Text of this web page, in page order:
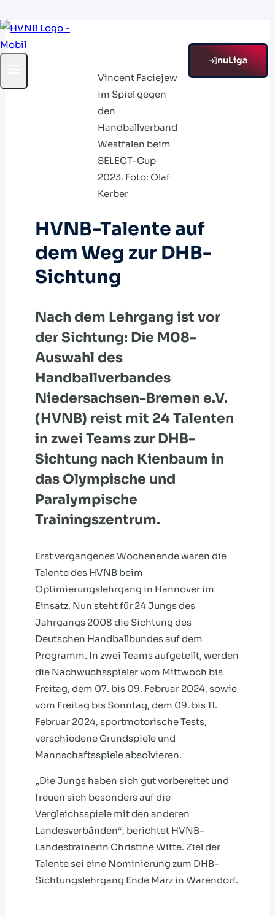
Zum
Inhalt
nuLiga
Vincent Faciejew
im Spiel gegen
den
Handballverband
Westfalen beim
SELECT-Cup
2023. Foto: Olaf
Kerber
HVNB-Talente auf
dem Weg zur DHB-
Sichtung
Nach dem Lehrgang ist vor
der Sichtung: Die M08-
Auswahl des
Handballverbandes
Niedersachsen-Bremen e.V.
(HVNB) reist mit 24 Talenten
in zwei Teams zur DHB-
Sichtung nach Kienbaum in
das Olympische und
Paralympische
Trainingszentrum.
Erst vergangenes Wochenende waren die
Talente des HVNB beim
Optimierungslehrgang in Hannover im
Einsatz. Nun steht für 24 Jungs des
Jahrgangs 2008 die Sichtung des
Deutschen Handballbundes auf dem
Programm. In zwei Teams aufgeteilt, werden
die Nachwuchsspieler vom Mittwoch bis
Freitag, dem 07. bis 09. Februar 2024, sowie
vom Freitag bis Sonntag, dem 09. bis 11.
Februar 2024, sportmotorische Tests,
verschiedene Grundspiele und
Mannschaftsspiele absolvieren.
„Die Jungs haben sich gut vorbereitet und
freuen sich besonders auf die
Vergleichsspiele mit den anderen
Landesverbänden“, berichtet HVNB-
Landestrainerin Christine Witte. Ziel der
Talente sei eine Nominierung zum DHB-
Sichtungslehrgang Ende März in Warendorf.